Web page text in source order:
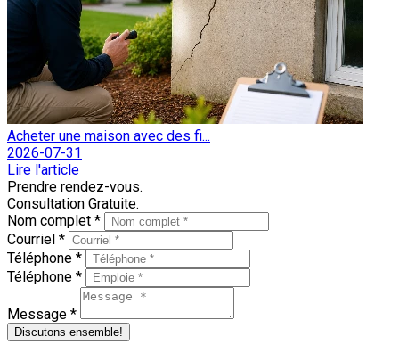
Acheter une maison avec des fi...
2026-07-31
Lire l'article
Prendre rendez-vous.
Consultation Gratuite.
Nom complet *
Courriel *
Téléphone *
Téléphone *
Message *
Discutons ensemble!